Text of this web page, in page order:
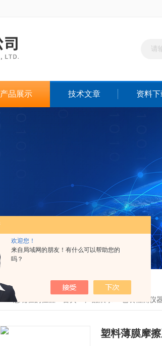
欢迎您！
来自局域网的朋友！有什么可以帮助您的
吗？
产品展示 技术文章 资料下
您现在的位置： 包装检测仪
塑料薄膜摩